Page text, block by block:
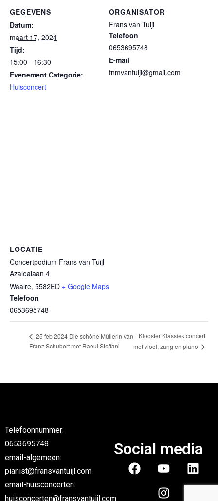
GEGEVENS
Datum:
maart 17, 2024
Tijd:
15:00 - 16:30
Evenement Categorie:
Huisconcert
ORGANISATOR
Frans van Tuijl
Telefoon
0653695748
E-mail
fnmvantuijl@gmail.com
LOCATIE
Concertpodium Frans van Tuijl
Azalealaan 4
Waalre, 5582ED + Google Maps
Telefoon
0653695748
25 feb 2024 Die schöne Müllerin van
Franz Schubert met Raoul Steffani
Klooster Klassiek concert
met viool, zang en piano
Telefoonnummer:
0653695748
email-algemeen:
pianist@fransvantuijl.com
email-huisconcerten:
huisconcerten@fransvantuijl.com
Social media